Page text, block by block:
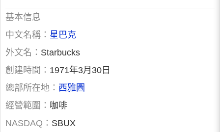
基本信息
中文名稱： 星巴克
外文名： Starbucks
創建時間： 1971年3月30日
總部所在地： 西雅圖
經營範圍： 咖啡
NASDAQ： SBUX